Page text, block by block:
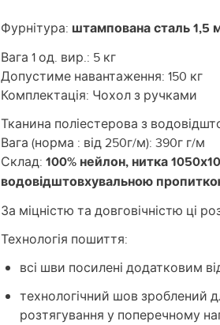
Фурнітура: штампована сталь 1,5
Вага 1 од. вир.: 5 кг
Допустиме навантаження: 150 кг
Комплектація: Чохол з ручками
Тканина поліестерова з
Вага (норма : від 250г/м): 390г г/м
Склад: 100% нейлон, нитка
водовідштовхувальною
За міцністю та довговічністю ці
Технологія пошиття:
всі шви посилені додатковим
технологічний шов зроблений
розтягування у поперечному